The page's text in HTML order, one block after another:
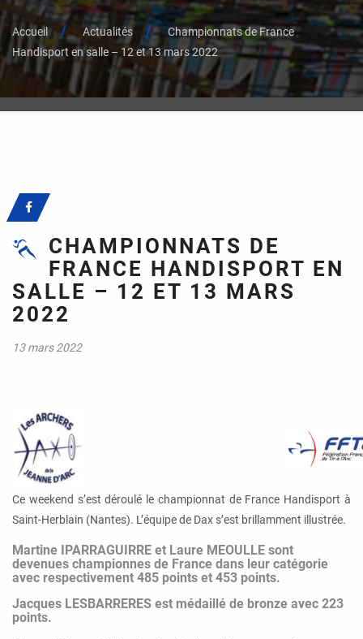
Accueil Actualités
Championnats de France
Handisport en salle – 12 et 13 mars 2022
CHAMPIONNATS DE
FRANCE HANDISPORT EN
SALLE – 12 ET 13 MARS
2022
13 mars 2022
Ce weekend s’est déroulé le championnat de France Handisport à
Saint-Herblain (Nantes). L’équipe de Dax s’est brillamment illustrée.
Martine IPARRAGUIRRE et Laure MEOULLE sont
devenues championnes de France dans leur catégorie
avec respectivement 485 points et 453 points.
Jacques LESBARRERES est médaillé de bronze avec 223
points.